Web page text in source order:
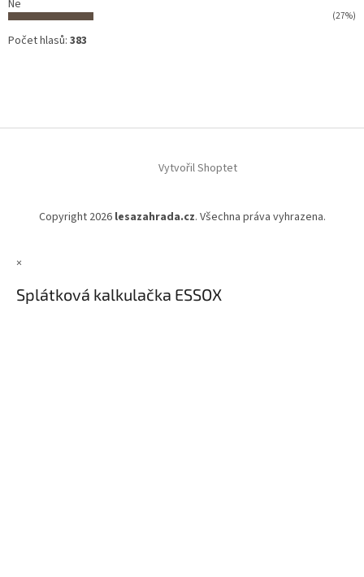
Ne
(27%)
Počet hlasů: 383
Vytvořil Shoptet
Copyright 2026 lesazahrada.cz. Všechna práva vyhrazena.
×
Splátková kalkulačka ESSOX